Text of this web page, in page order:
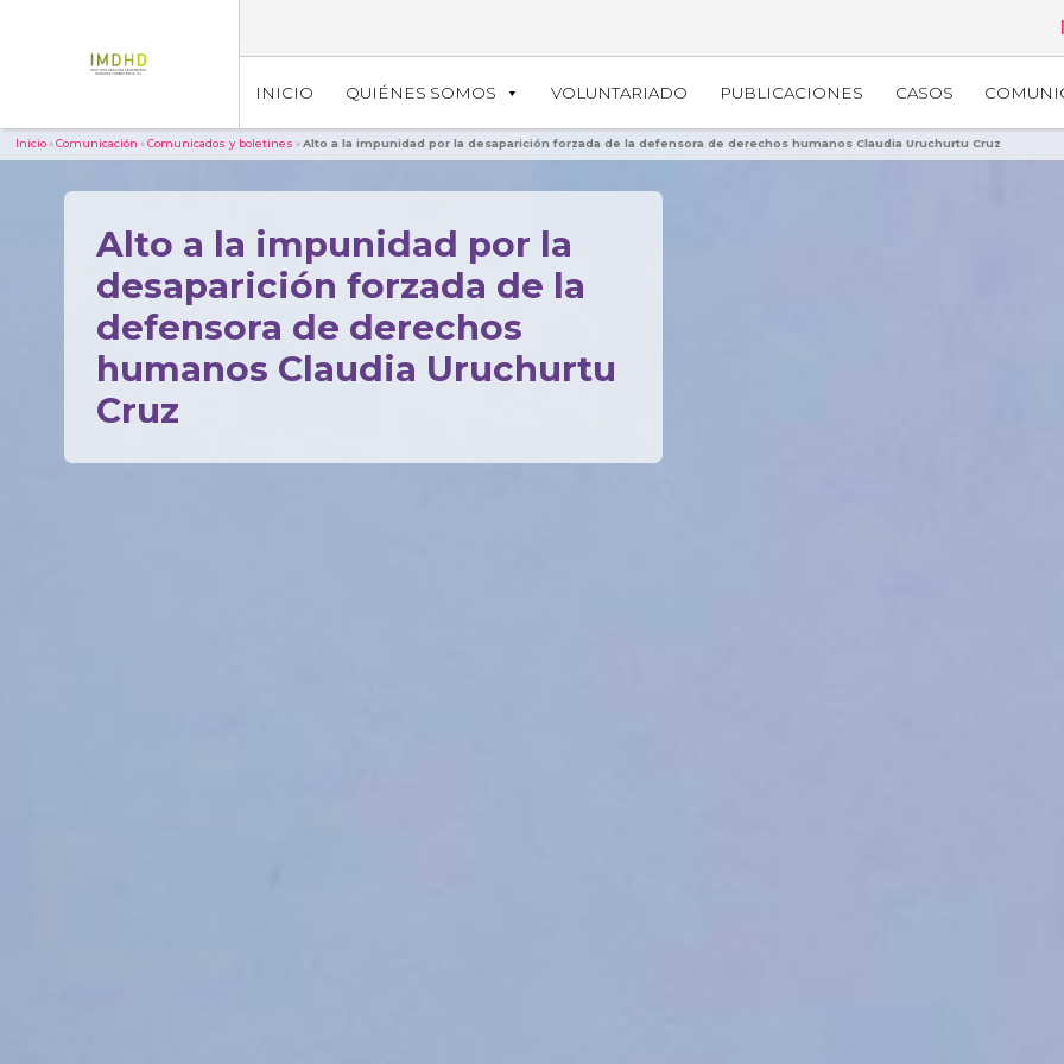
INICIO QUIÉNES SOMOS VOLUNTARIADO PUBLICACIONES CASOS
Inicio»Comunicación »Comunicados y boletines »Alto a la impunidad por la desaparición forzada de la defensora de derechos humanos Claudia Uruchurtu Cruz
Alto a la impunidad por la
desaparición forzada de la
defensora de derechos
humanos Claudia Uruchurtu
Cruz